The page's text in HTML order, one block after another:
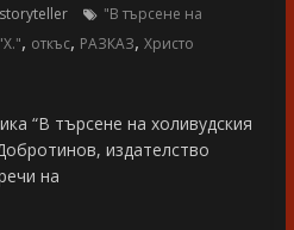
"В търсене на
"Х.", откъс, РАЗКАЗ, Христо
“В търсене на холивудския
издателство
на